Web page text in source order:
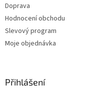
Doprava
Hodnocení obchodu
Slevový program
Moje objednávka
Přihlášení